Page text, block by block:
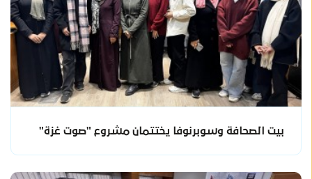
بيت الصحافة وسوبرنوفا يختتمان مشروع "صوت غزة"